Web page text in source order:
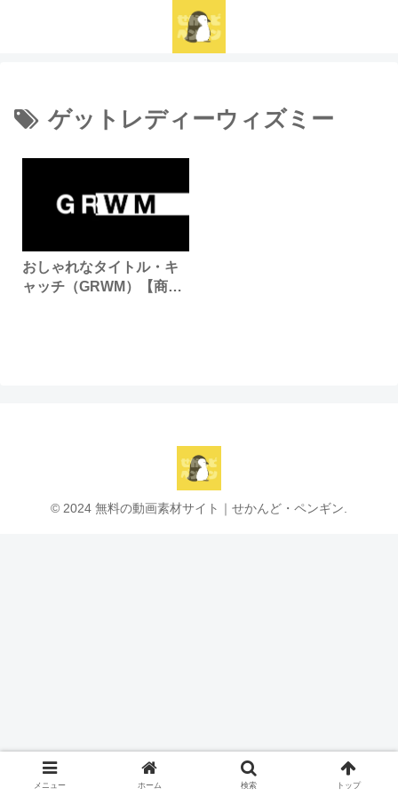
ゲットレディーウィズミー
おしゃれなタイトル・キ
ャッチ（GRWM）【商用
© 2024 無料の動画素材サイト｜せかんど・ペンギン.
メニュー ホーム 検索 トップ